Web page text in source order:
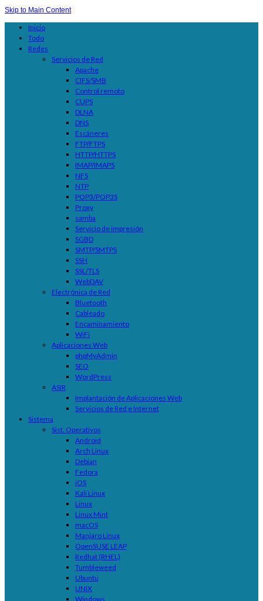
Skip to Main Content
Inicio
Todo
Redes
Servicios de Red
Apache
CIFS/SMB
Control remoto
CUPS
DLNA
DNS
Escáneres
FTP/FTPS
HTTP/HTTPS
IMAP/IMAPS
NFS
NTP
POP3/POP3S
Proxy
samba
Servicio de impresión
SGBD
SMTP/SMTPS
SSH
SSL/TLS
WebDAV
Electrónica de Red
Bluetooth
Cableado
Encaminamiento
WiFi
Aplicaciones Web
phpMyAdmin
SEO
WordPress
ASIR
Implantación de Aplicaciones Web
Servicios de Red e Internet
Sistema
Sist. Operativos
Android
Arch Linux
Debian
Fedora
iOS
Kali Linux
Linux
Linux Mint
macOS
Manjaro Linux
OpenSUSE LEAP
Redhat (RHEL)
Tumbleweed
Ubuntu
UNIX
Windows